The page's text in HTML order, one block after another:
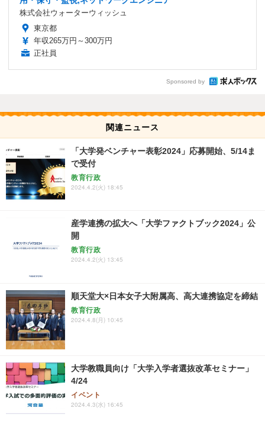
株式会社ウォーターウィッシュ
東京都
年収265万円～300万円
正社員
Sponsored by
関連ニュース
「大学発ベンチャー表彰2024」応募開始、5/14ま
で受付
教育行政
2024.4.2(火) 18:45
産学連携の拡大へ「大学ファクトブック2024」公
開
教育行政
2024.4.2(火) 13:45
順天堂大×日本女子大附属高、高大連携協定を締結
教育行政
2024.4.8(月) 10:45
大学教職員向け「大学入学者選抜改革セミナー」
4/24
イベント
2024.4.3(水) 16:45